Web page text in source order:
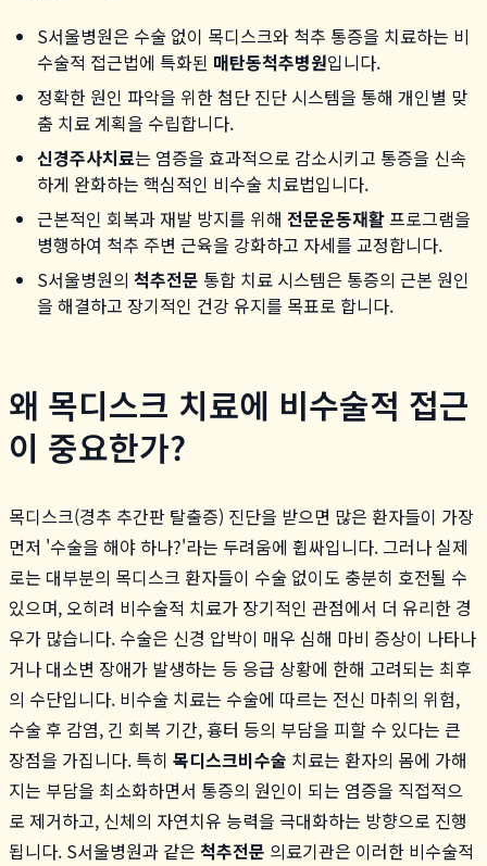
S서울병원은 수술 없이 목디스크와 척추 통증을 치료하는 비
수술적 접근법에 특화된 매탄동척추병원입니다.
정확한 원인 파악을 위한 첨단 진단 시스템을 통해 개인별 맞
춤 치료 계획을 수립합니다.
신경주사치료는 염증을 효과적으로 감소시키고 통증을 신속
하게 완화하는 핵심적인 비수술 치료법입니다.
근본적인 회복과 재발 방지를 위해 전문운동재활프로그램을
병행하여 척추 주변 근육을 강화하고 자세를 교정합니다.
S서울병원의 척추전문 통합 치료 시스템은 통증의 근본 원인
을 해결하고 장기적인 건강 유지를 목표로 합니다.
왜 목디스크 치료에 비수술적 접근
이 중요한가?
목디스크(경추 추간판 탈출증) 진단을 받으면 많은 환자들이 가장
먼저 '수술을 해야 하나?'라는 두려움에 휩싸입니다. 그러나 실제
로는 대부분의 목디스크 환자들이 수술 없이도 충분히 호전될 수
있으며, 오히려 비수술적 치료가 장기적인 관점에서 더 유리한 경
우가 많습니다. 수술은 신경 압박이 매우 심해 마비 증상이 나타나
거나 대소변 장애가 발생하는 등 응급 상황에 한해 고려되는 최후
의 수단입니다. 비수술 치료는 수술에 따르는 전신 마취의 위험,
수술 후 감염, 긴 회복 기간, 흉터 등의 부담을 피할 수 있다는 큰
장점을 가집니다. 특히 목디스크비수술 치료는 환자의 몸에 가해
지는 부담을 최소화하면서 통증의 원인이 되는 염증을 직접적으
로 제거하고, 신체의 자연치유 능력을 극대화하는 방향으로 진행
됩니다. S서울병원과 같은 척추전문 의료기관은 이러한 비수술적